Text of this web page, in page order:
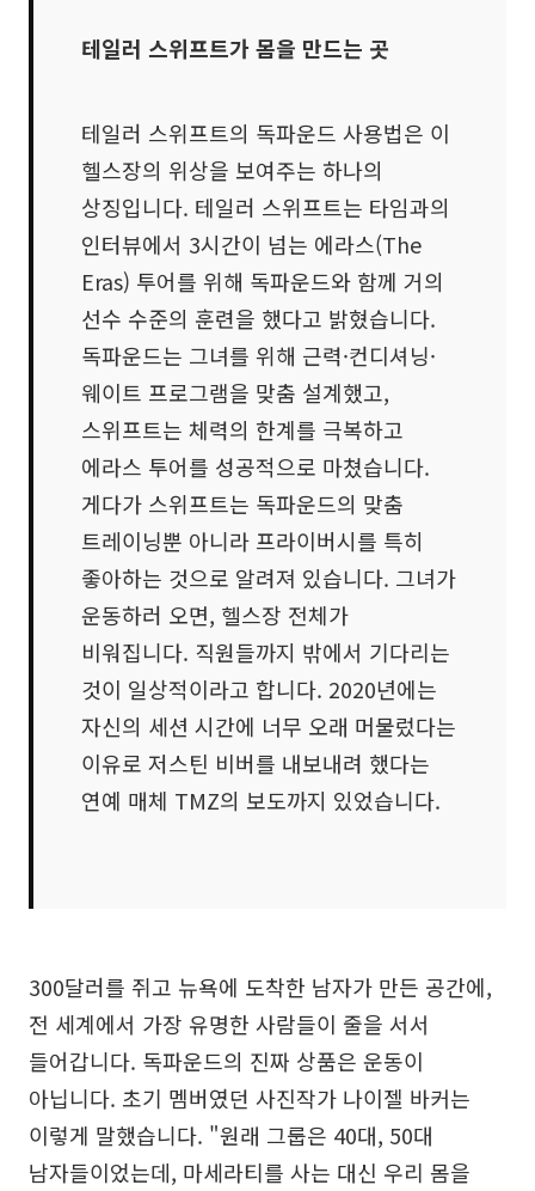
테일러 스위프트가 몸을 만드는 곳
테일러 스위프트의 독파운드 사용법은 이
헬스장의 위상을 보여주는 하나의
상징입니다. 테일러 스위프트는 타임과의
인터뷰에서 3시간이 넘는 에라스(The
Eras) 투어를 위해 독파운드와 함께 거의
선수 수준의 훈련을 했다고 밝혔습니다.
독파운드는 그녀를 위해 근력·컨디셔닝·
웨이트 프로그램을 맞춤 설계했고,
스위프트는 체력의 한계를 극복하고
에라스 투어를 성공적으로 마쳤습니다.
게다가 스위프트는 독파운드의 맞춤
트레이닝뿐 아니라 프라이버시를 특히
좋아하는 것으로 알려져 있습니다. 그녀가
운동하러 오면, 헬스장 전체가
비워집니다. 직원들까지 밖에서 기다리는
것이 일상적이라고 합니다. 2020년에는
자신의 세션 시간에 너무 오래 머물렀다는
이유로 저스틴 비버를 내보내려 했다는
연예 매체 TMZ의 보도까지 있었습니다.
300달러를 쥐고 뉴욕에 도착한 남자가 만든 공간에,
전 세계에서 가장 유명한 사람들이 줄을 서서
들어갑니다. 독파운드의 진짜 상품은 운동이
아닙니다. 초기 멤버였던 사진작가 나이젤 바커는
이렇게 말했습니다. "원래 그룹은 40대, 50대
남자들이었는데, 마세라티를 사는 대신 우리 몸을